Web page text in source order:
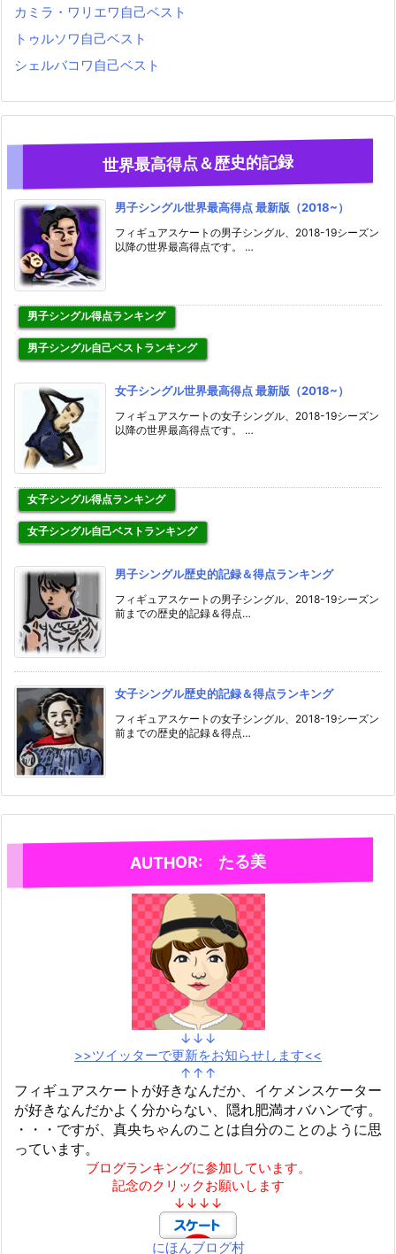
カミラ・ワリエワ自己ベスト
トゥルソワ自己ベスト
シェルバコワ自己ベスト
世界最高得点＆歴史的記録
男子シングル世界最高得点 最新版（2018~）
フィギュアスケートの男子シングル、2018-19シーズン
以降の世界最高得点です。 …
男子シングル得点ランキング
男子シングル自己ベストランキング
女子シングル世界最高得点 最新版（2018~）
フィギュアスケートの女子シングル、2018-19シーズン
以降の世界最高得点です。 …
女子シングル得点ランキング
女子シングル自己ベストランキング
男子シングル歴史的記録＆得点ランキング
フィギュアスケートの男子シングル、2018-19シーズン
前までの歴史的記録＆得点…
女子シングル歴史的記録＆得点ランキング
フィギュアスケートの女子シングル、2018-19シーズン
前までの歴史的記録＆得点…
AUTHOR: たる美
↓↓↓
>>ツイッターで更新をお知らせします<<
↑↑↑
フィギュアスケートが好きなんだか、イケメンスケーター
が好きなんだかよく分からない、隠れ肥満オバハンです。
・・・ですが、真央ちゃんのことは自分のことのように思
っています。
ブログランキングに参加しています。
記念のクリックお願いします
↓↓↓↓
にほんブログ村